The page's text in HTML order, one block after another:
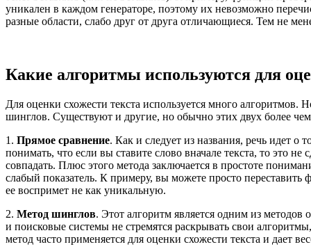
уникален в каждом генераторе, поэтому их невозможно
разные области, слабо друг от друга отличающиеся. Тем не
Какие алгоритмы используются для
Для оценки схожести текста используется много
шинглов. Существуют и другие, но обычно этих двух более
1. Прямое сравнение. Как и следует из названия, речь идет
понимать, что если вы ставите слово вначале текста, то это
совпадать. Плюс этого метода заключается в простоте
слабый показатель. К примеру, вы можете просто переставить
ее воспримет не как уникальную.
2. Метод шинглов. Этот алгоритм является одним из
и поисковые системы не стремятся раскрывать свои
метод часто применяется для оценки схожести текста и дает